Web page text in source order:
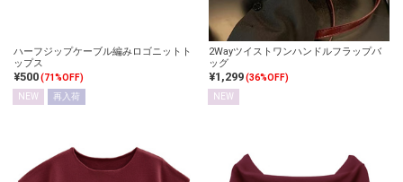
ハーフジップケーブル編みロゴニットト
ップス
¥500(71%OFF)
NEW
再入荷
2Wayツイストワンハンドルフラップバ
ッグ
¥1,299(36%OFF)
NEW